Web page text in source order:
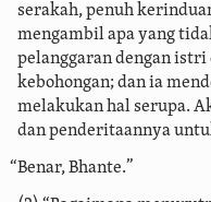
serakah, penuh
mengambil apa yang
pelanggaran dengan istri
kebohongan; dan ia
melakukan hal serupa.
dan penderitaannya
“Benar, Bhante.”